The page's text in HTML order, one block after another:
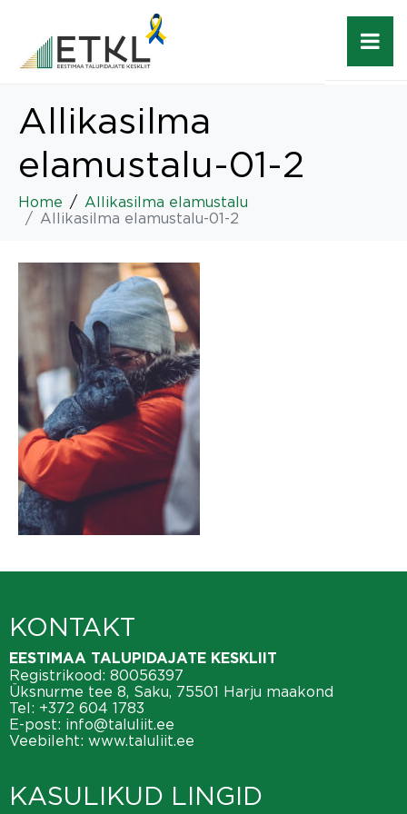
Allikasilma
elamustalu-01-2
Home
Allikasilma elamustalu
Allikasilma elamustalu-01-2
KONTAKT
EESTIMAA TALUPIDAJATE KESKLIIT
Registrikood: 80056397
Üksnurme tee 8, Saku, 75501 Harju maakond
Tel: +372 604 1783
E-post: info@taluliit.ee
Veebileht: www.taluliit.ee
KASULIKUD LINGID